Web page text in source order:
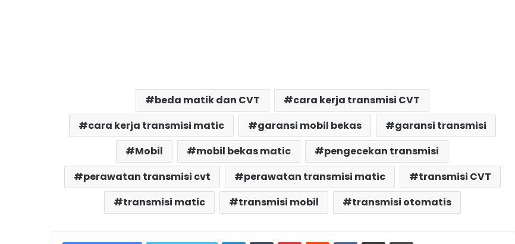
beda matik dan CVT
cara kerja transmisi CVT
cara kerja transmisi matic
garansi mobil bekas
garansi transmisi
Mobil
mobil bekas matic
pengecekan transmisi
perawatan transmisi cvt
perawatan transmisi matic
transmisi CVT
transmisi matic
transmisi mobil transmisi otomatis
LinkedInTumblrPinterestReddit VKontakte
Share via Email Print